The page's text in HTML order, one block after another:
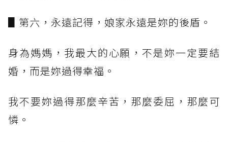
▋第六，永遠記得，娘家永遠是妳的後盾。
身為媽媽，我最大的心願，不是妳一定要結
婚，而是妳過得幸福。
我不要妳過得那麼辛苦，那麼委屈，那麼可
憐。